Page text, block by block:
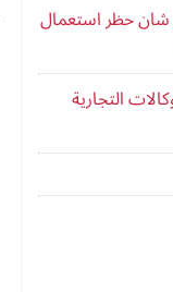
( 78 ) لسنه 2019 فى شان حظر استعمال
التجارية